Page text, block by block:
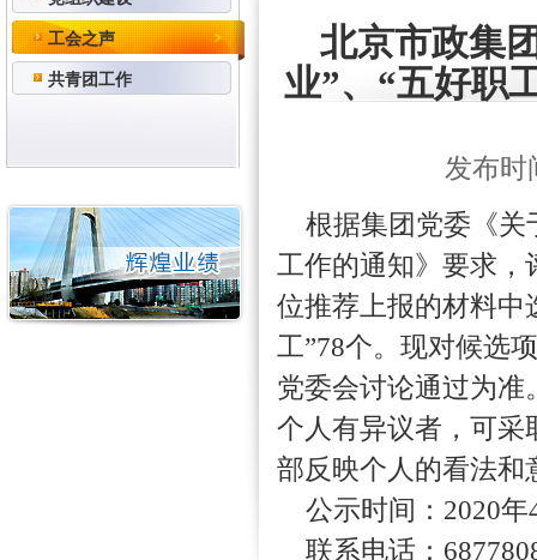
工会之声
共青团工作
北京市政集
业”、“五好职
发布时
根据集团党委《关
工作的通知》要求，
位推荐上报的材料中
工”78个。现对候选
党委会讨论通过为准
个人有异议者，可采
部反映个人的看法和
公示时间：2020
联系电话：